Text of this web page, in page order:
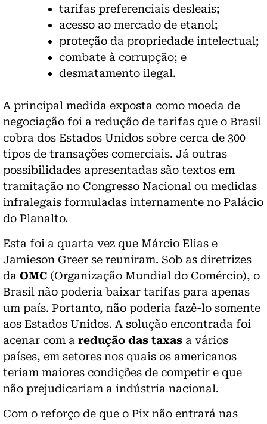
tarifas preferenciais desleais;
acesso ao mercado de etanol;
proteção da propriedade intelectual;
combate à corrupção; e
desmatamento ilegal.
A principal medida exposta como moeda de
negociação foi a redução de tarifas que o Brasil
cobra dos Estados Unidos sobre cerca de 300
tipos de transações comerciais. Já outras
possibilidades apresentadas são textos em
tramitação no Congresso Nacional ou medidas
infralegais formuladas internamente no Palácio
do Planalto.
Esta foi a quarta vez que Márcio Elias e
Jamieson Greer se reuniram. Sob as diretrizes
da OMC (Organização Mundial do Comércio), o
Brasil não poderia baixar tarifas para apenas
um país. Portanto, não poderia fazê-lo somente
aos Estados Unidos. A solução encontrada foi
acenar com a redução das taxas a vários
países, em setores nos quais os americanos
teriam maiores condições de competir e que
não prejudicariam a indústria nacional.
Com o reforço de que o Pix não entrará nas